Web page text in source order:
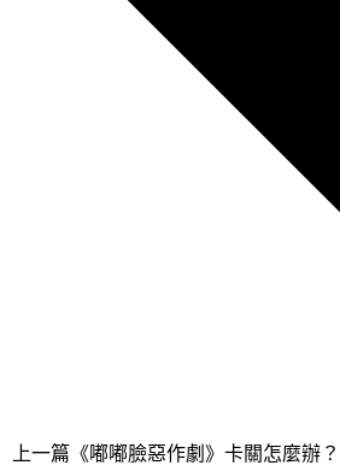
上一篇 《嘟嘟臉惡作劇》卡關怎麼辦